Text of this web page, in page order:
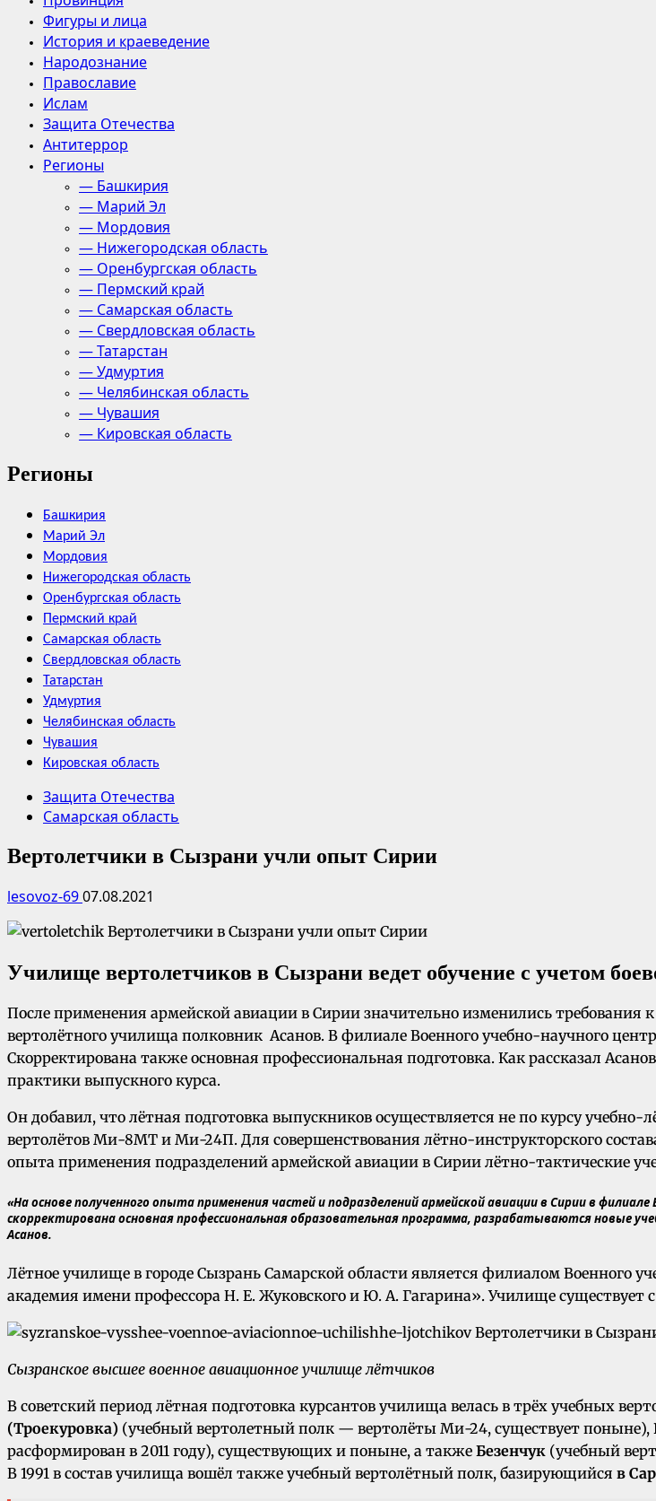
Фигуры и лица
История и краеведение
Народознание
Православие
Ислам
Защита Отечества
Антитеррор
Регионы
— Башкирия
— Марий Эл
— Мордовия
— Нижегородская область
— Оренбургская область
— Пермский край
— Самарская область
— Свердловская область
— Татарстан
— Удмуртия
— Челябинская область
— Чувашия
— Кировская область
Регионы
Башкирия
Марий Эл
Мордовия
Нижегородская область
Оренбургская область
Пермский край
Самарская область
Свердловская область
Татарстан
Удмуртия
Челябинская область
Чувашия
Кировская область
Защита Отечества
Самарская область
Вертолетчики в Сызрани учли опыт Сирии
lesovoz-6907.08.2021
Училище вертолетчиков в Сызрани ведет обучение с учетом
После применения армейской авиации в Сирии значительно изменились требования
вертолётного училища полковник Асанов. В филиале Военного учебно-научного
Скорректирована также основная профессиональная подготовка. Как рассказал
практики выпускного курса.
Он добавил, что лётная подготовка выпускников осуществляется не по курсу учебно-
вертолётов Ми-8МТ и Ми-24П. Для совершенствования лётно-инструкторского
опыта применения подразделений армейской авиации в Сирии лётно-тактические
«На основе полученного опыта применения частей и подразделений армейской авиации в Сирии в
скорректирована основная профессиональная образовательная программа, разрабатываются новые
Асанов.
Лётное училище в городе Сызрань Самарской области является филиалом Военного
академия имени профессора Н. Е. Жуковского и Ю. А. Гагарина». Училище существует с
Сызранское высшее военное авиационное училище лётчиков
В советский период лётная подготовка курсантов училища велась в трёх учебных
(Троекуровка) (учебный вертолетный полк — вертолёты Ми-24, существует поныне),
расформирован в 2011 году), существующих и поныне, а также Безенчук (учебный
В 1991 в состав училища вошёл также учебный вертолётный полк, базирующийся в